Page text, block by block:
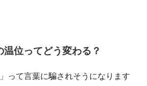
温位ってどう変わる？
って言葉に騙されそうになります